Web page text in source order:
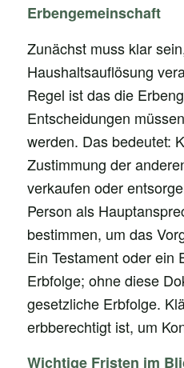
Erbengemeinschaft
Zunächst muss klar
Haushaltsauflösung
Regel ist das die
Entscheidungen
werden. Das bedeutet:
Zustimmung der
verkaufen oder
Person als
bestimmen, um das
Ein Testament oder ein
Erbfolge; ohne diese
gesetzliche Erbfolge.
erbberechtigt ist, um
Wichtige Fristen im